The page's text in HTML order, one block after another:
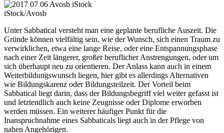
iStock/Avosb
Unter Sabbatical versteht man eine geplante berufliche Auszeit. Die
Gründe können vielfältig sein, wie der Wunsch, sich einen Traum zu
verwirklichen, etwa eine lange Reise, oder eine Entspannungsphase
nach einer Zeit längerer, großer beruflicher Anstrengungen, oder um
sich überhaupt neu zu orientieren. Der Anlass kann auch in einem
Weiterbildungswunsch liegen, hier gibt es allerdings Alternativen
wie Bildungskarenz oder Bildungsteilzeit. Der Vorteil beim
Sabbatical liegt darin, dass der Bildungsbegriff viel weiter gefasst ist
und letztendlich auch keine Zeugnisse oder Diplome erworben
werden müssen. Ein weiterer häufiger Punkt für die
Inanspruchnahme eines Sabbaticals liegt auch in der Pflege von
nahen Angehörigen.